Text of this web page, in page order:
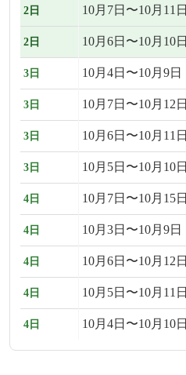
2日 10月7日〜10月11日
2日 10月6日〜10月10日
3日 10月4日〜10月9日
3日 10月7日〜10月12日
3日 10月6日〜10月11日
3日 10月5日〜10月10日
4日 10月7日〜10月15日
4日 10月3日〜10月9日
4日 10月6日〜10月12日
4日 10月5日〜10月11日
4日 10月4日〜10月10日